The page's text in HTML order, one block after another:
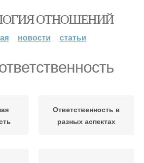
ОТНОШЕНИЙ
новости статьи
Ответственность в
разных аспектах